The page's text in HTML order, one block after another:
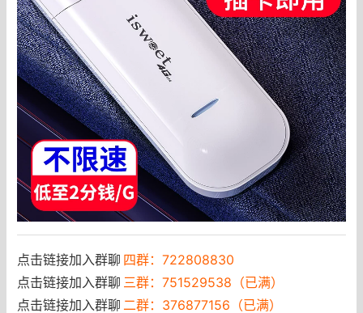
点击链接加入群聊 四群：722808830
点击链接加入群聊 三群：751529538（已满）
点击链接加入群聊 二群：376877156（已满）